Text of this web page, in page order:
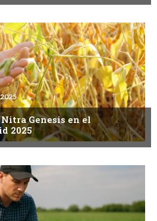
Genesis en el
2025